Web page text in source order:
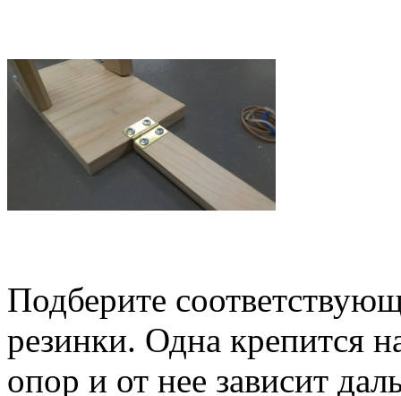
Подберите
резинки. Одна крепится
опор и от нее зависит